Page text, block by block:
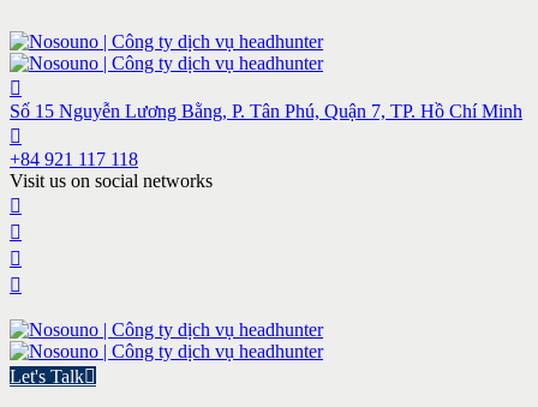
Số 15 Nguyễn Lương Bằng, P. Tân Phú, Quận 7, TP. Hồ Chí Minh
+84 921 117 118
Visit us on social networks
Let's Talk